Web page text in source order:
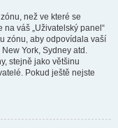
než ve které se
váš „Uživatelský panel“
zónu, aby odpovídala vaší
York, Sydney atd.
stejně jako většinu
Pokud ještě nejste